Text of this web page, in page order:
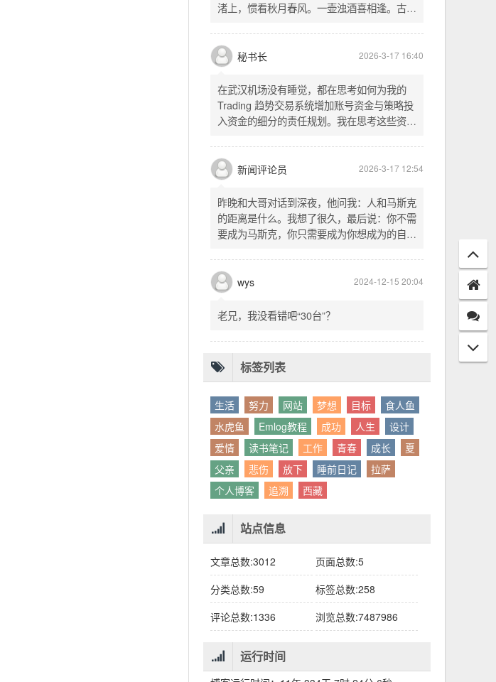
滚滚长江东逝水，浪花淘尽英雄。是非成败转
头空。青山依旧在，几度夕阳红。白发渔樵江
渚上，惯看秋月春风。一壶浊酒喜相逢。古今
的开篇词，气势磅礴，感慨历史兴衰、人生短
暂。晚饭时在墙上看到这句诗，让人感慨万
千。历史长河滚滚向前，多少英雄豪杰都随江
件事。
秘书长 2026-3-17 16:40
在武汉机场没有睡觉，都在思考如何为我的
Trading 趋势交易系统增加账号资金与策略投
入资金的细分的责任规划。我在思考这些资金
投入资金是每个策略单独分配的资金。昨天回
到家之后，我也在为博客增加这些功能，把交
易系统理念落实到代码层面。东西用久了需要
新闻评论员 2026-3-17 12:54
昨晚和大哥对话到深夜，他问我：人和马斯克
的距离是什么。我想了很久，最后说：你不需
要成为马斯克，你只需要成为你想成为的自
以为差距是钱、是资源、是运气，但真正的差
只问我想做什么。而我们，花了太多时间活成
别人眼中的应该。这句话不是安慰，是提醒：
你的人生，不需要复刻任何人的轨迹。
wys
老兄，我没看错吧“30台”？
标签列表
生活 努力 网站 梦想 目标
食人鱼
水虎鱼
Emlog教程 成功 人生
设计
爱情
读书笔记 工作
父亲
悲伤 放下
个人博客
追溯 西藏
站点信息
文章总数:3012
页面总数:5
分类总数:59
评论总数:1336
浏览总数:7487986